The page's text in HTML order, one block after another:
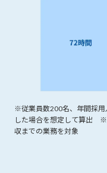
※従業員数200名、年間採用
した場合を想定して算出 ※
収までの業務を対象